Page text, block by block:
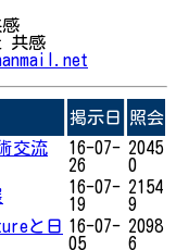
共感
掲示日 照会
交流
16-07-
26
2045
0
16-07-
19
2154
9
と日 16-07-
05
2098
6